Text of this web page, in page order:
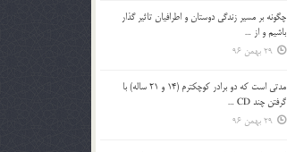
چگونه بر مسير زندگي دوستان و اطرافيان تاثير گذار
باشيم و از …
29 بهمن 96
مدتي است كه دو برادر كوچكترم (14 و 21 ساله) با
گرفتن چند CD …
29 بهمن 96